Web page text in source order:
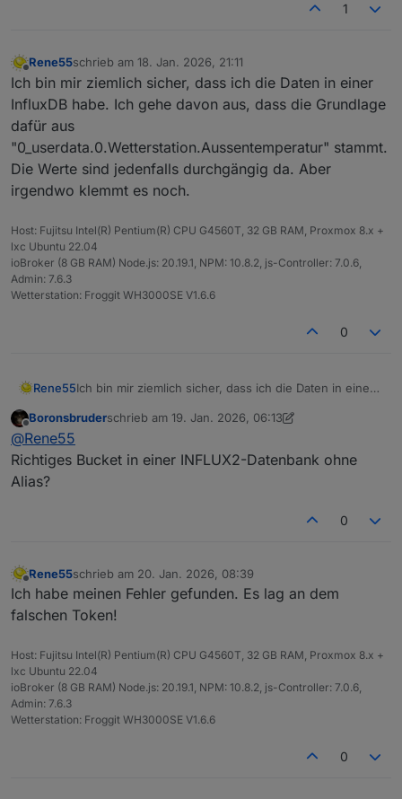
1
Offline
Rene55schrieb am 18. Jan. 2026, 21:11
zuletzt editiert von
Ich bin mir ziemlich sicher, dass ich die Daten in einer
InfluxDB habe. Ich gehe davon aus, dass die Grundlage
dafür aus
"0_userdata.0.Wetterstation.Aussentemperatur" stammt.
Die Werte sind jedenfalls durchgängig da. Aber
irgendwo klemmt es noch.
Host: Fujitsu Intel(R) Pentium(R) CPU G4560T, 32 GB RAM, Proxmox 8.x +
lxc Ubuntu 22.04
ioBroker (8 GB RAM) Node.js: 20.19.1, NPM: 10.8.2, js-Controller: 7.0.6,
Admin: 7.6.3
Wetterstation: Froggit WH3000SE V1.6.6
0
Rene55Ich bin mir ziemlich sicher, dass ich die Daten in einer
Grundlage dafür aus
stammt. Die Werte sind jedenfalls durchgängig da.
Offline
Boronsbruderschrieb am 19. Jan. 2026, 06:13
zuletzt editiert von Boronsbruder
@Rene55
Richtiges Bucket in einer INFLUX2-Datenbank ohne
Alias?
0
Offline
Rene55schrieb am 20. Jan. 2026, 08:39
zuletzt editiert von
Ich habe meinen Fehler gefunden. Es lag an dem
falschen Token!
Host: Fujitsu Intel(R) Pentium(R) CPU G4560T, 32 GB RAM, Proxmox 8.x +
lxc Ubuntu 22.04
ioBroker (8 GB RAM) Node.js: 20.19.1, NPM: 10.8.2, js-Controller: 7.0.6,
Admin: 7.6.3
Wetterstation: Froggit WH3000SE V1.6.6
0